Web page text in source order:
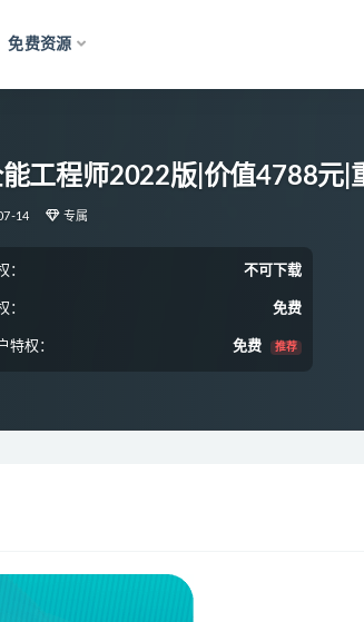
免费资源
工程师2022版|价值4788元|
14 专属
： 不可下载
： 免费
特权： 免费 推荐